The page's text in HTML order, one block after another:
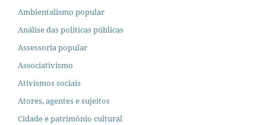
Ambientalismo popular
Análise das políticas públicas
Assessoria popular
Associativismo
Ativismos sociais
Atores, agentes e sujeitos
Cidade e patrimônio cultural